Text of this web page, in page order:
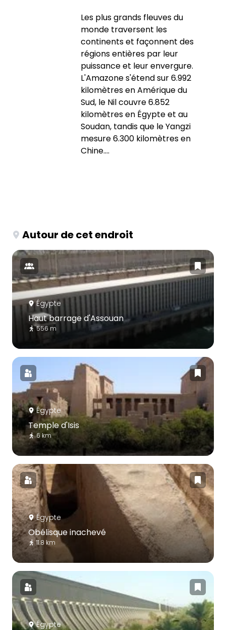
Les plus grands fleuves du
monde traversent les
continents et façonnent des
régions entières par leur
puissance et leur envergure.
L'Amazone s'étend sur 6.992
kilomètres en Amérique du
Sud, le Nil couvre 6.852
kilomètres en Égypte et au
Soudan, tandis que le Yangzi
mesure 6.300 kilomètres en
Chine....
Autour de cet endroit
Égypte
Haut barrage d'Assouan
556 m
Égypte
Temple d'Isis
6 km
Égypte
Obélisque inachevé
11.8 km
Égypte